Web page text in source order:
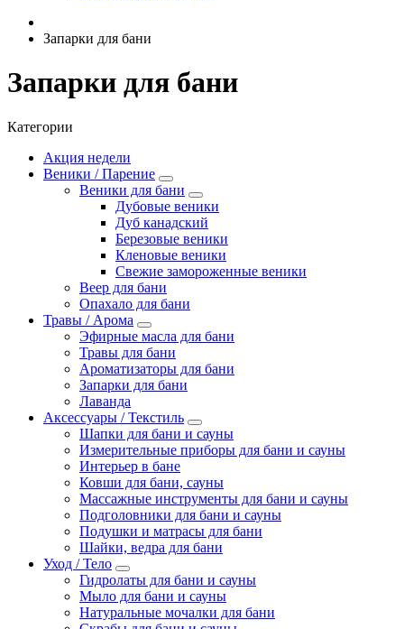
Запарки для бани
Запарки для бани
Категории
Акция недели
Веники / Парение
Веники для бани
Дубовые веники
Дуб канадский
Березовые веники
Кленовые веники
Свежие замороженные веники
Веер для бани
Опахало для бани
Травы / Арома
Эфирные масла для бани
Травы для бани
Ароматизаторы для бани
Запарки для бани
Лаванда
Аксессуары / Текстиль
Шапки для бани и сауны
Измерительные приборы для бани и сауны
Интерьер в бане
Ковши для бани, сауны
Массажные инструменты для бани и сауны
Подголовники для бани и сауны
Подушки и матрасы для бани
Шайки, ведра для бани
Уход / Тело
Гидролаты для бани и сауны
Мыло для бани и сауны
Натуральные мочалки для бани